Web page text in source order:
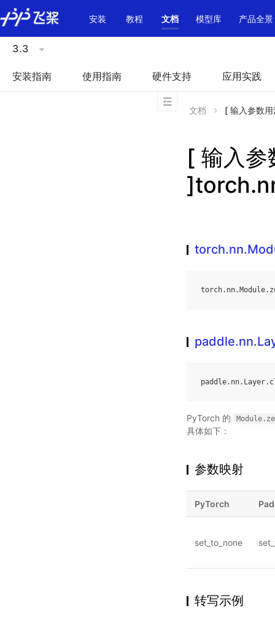
\u200E
安装
教程 文档 模型库 产品全景
3.3
安装指南 使用指南 硬件支持 应用实践
文档 [ 输入参数
[ 输入参
torch. nn. Module.
paddle. nn. Layer.
PyTorch 的
具体如下：
参数映射
PyTorch
set_to_none
转写示例